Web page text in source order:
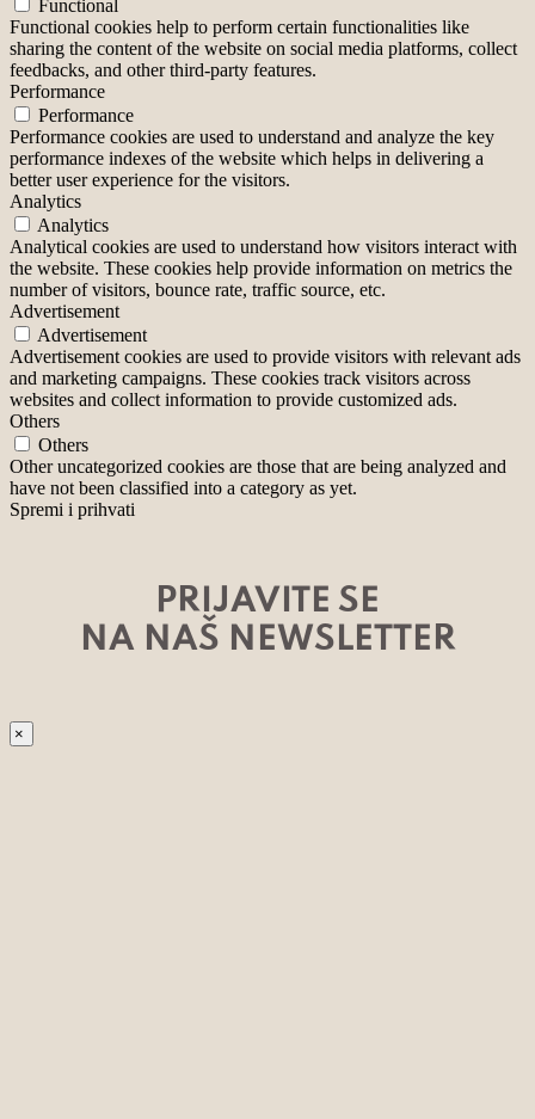
Functional
Functional cookies help to perform certain functionalities like
sharing the content of the website on social media platforms, collect
feedbacks, and other third-party features.
Performance
Performance
Performance cookies are used to understand and analyze the key
performance indexes of the website which helps in delivering a
better user experience for the visitors.
Analytics
Analytics
Analytical cookies are used to understand how visitors interact with
the website. These cookies help provide information on metrics the
number of visitors, bounce rate, traffic source, etc.
Advertisement
Advertisement
Advertisement cookies are used to provide visitors with relevant ads
and marketing campaigns. These cookies track visitors across
websites and collect information to provide customized ads.
Others
Others
Other uncategorized cookies are those that are being analyzed and
have not been classified into a category as yet.
Spremi i prihvati
PRIJAVITE SE
NA NAŠ NEWSLETTER
×